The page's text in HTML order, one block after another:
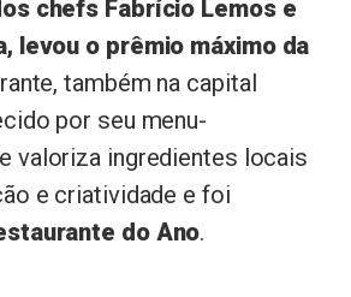
chefs Fabrício Lemos e
levou o prêmio máximo da
também na capital
por seu menu-
valoriza ingredientes locais
e criatividade e foi
do Ano.